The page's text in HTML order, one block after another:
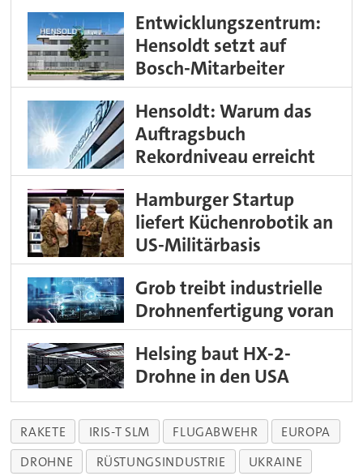
Entwicklungszentrum:
Hensoldt setzt auf
Bosch-Mitarbeiter
Hensoldt: Warum das
Auftragsbuch
Rekordniveau erreicht
Hamburger Startup
liefert Küchenrobotik an
US-Militärbasis
Grob treibt industrielle
Drohnenfertigung voran
Helsing baut HX-2-
Drohne in den USA
RAKETE IRIS-T SLM FLUGABWEHR
EUROPA
DROHNE
RÜSTUNGSINDUSTRIE
UKRAINE